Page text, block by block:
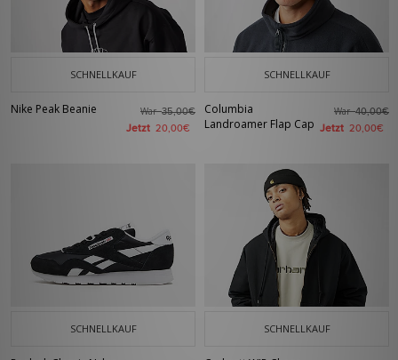
SCHNELLKAUF
Nike Peak Beanie War35,00€
Jetzt 20,00€
SCHNELLKAUF
Columbia
Landroamer Flap Cap
War40,00€
Jetzt 20,00€
SCHNELLKAUF SCHNELLKAUF